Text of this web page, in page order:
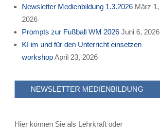
Newsletter Medienbildung 1.3.2026 März 1,
2026
Prompts zur Fußball WM 2026 Juni 6, 2026
KI im und für den Unterricht einsetzen
workshopApril 23, 2026
NEWSLETTER MEDIENBILDUNG
Hier können Sie als Lehrkraft oder